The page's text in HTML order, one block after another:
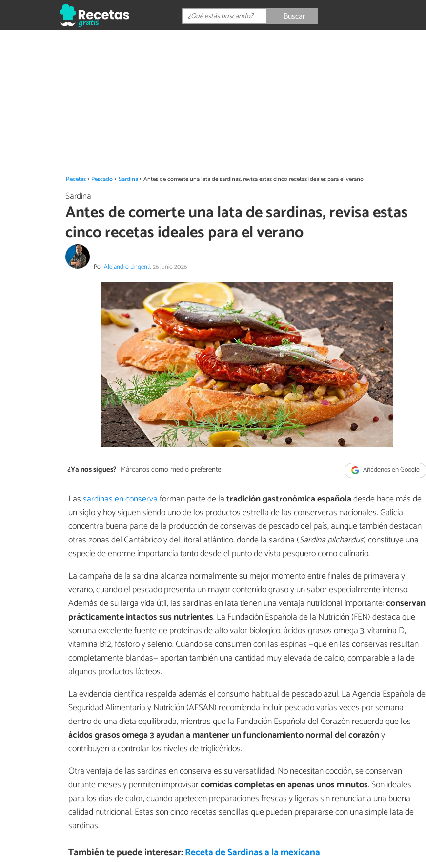
Buscar
Recetas Pescado Sardina Antes de comerte una lata de sardinas, revisa estas cinco recetas ideales para el verano
Sardina
Antes de comerte una lata de sardinas, revisa estas
cinco recetas ideales para el verano
PorAlejandro Lingenti.26 junio 2026
¿Ya nos sigues? Márcanos como medio preferente Añádenos en Google
Lassardinas en conservaforman parte de latradición gastronómica españoladesde hace más de
un siglo y hoy siguen siendo uno de los productos estrella de las conserveras nacionales. Galicia
concentra buena parte de la producción de conservas de pescado del país, aunque también destacan
otras zonas del Cantábrico y del litoral atlántico, donde la sardina (Sardina pilchardus) constituye una
especie de enorme importancia tanto desde el punto de vista pesquero como culinario.
La campaña de la sardina alcanza normalmente su mejor momento entre finales de primavera y
verano, cuando el pescado presenta un mayor contenido graso y un sabor especialmente intenso.
Además de su larga vida útil, las sardinas en lata tienen una ventaja nutricional importante:conservan
prácticamente intactos sus nutrientes. La Fundación Española de la Nutrición (FEN) destaca que
son una excelente fuente de proteínas de alto valor biológico, ácidos grasos omega 3, vitamina D,
vitamina B12, fósforo y selenio. Cuando se consumen con las espinas —que en las conservas resultan
completamente blandas— aportan también una cantidad muy elevada de calcio, comparable a la de
algunos productos lácteos.
La evidencia científica respalda además el consumo habitual de pescado azul. La Agencia Española de
Seguridad Alimentaria y Nutrición (AESAN) recomienda incluir pescado varias veces por semana
dentro de una dieta equilibrada, mientras que la Fundación Española del Corazón recuerda que los
ácidos grasos omega 3ayudan a mantener un funcionamiento normal del corazóny
contribuyen a controlar los niveles de triglicéridos.
Otra ventaja de las sardinas en conserva es su versatilidad. No necesitan cocción, se conservan
durante meses y permiten improvisarcomidas completas en apenas unos minutos. Son ideales
para los días de calor, cuando apetecen preparaciones frescas y ligeras sin renunciar a una buena
calidad nutricional. Estas son cinco recetas sencillas que pueden prepararse con una simple lata de
sardinas.
También te puede interesar:Receta de Sardinas a la mexicana